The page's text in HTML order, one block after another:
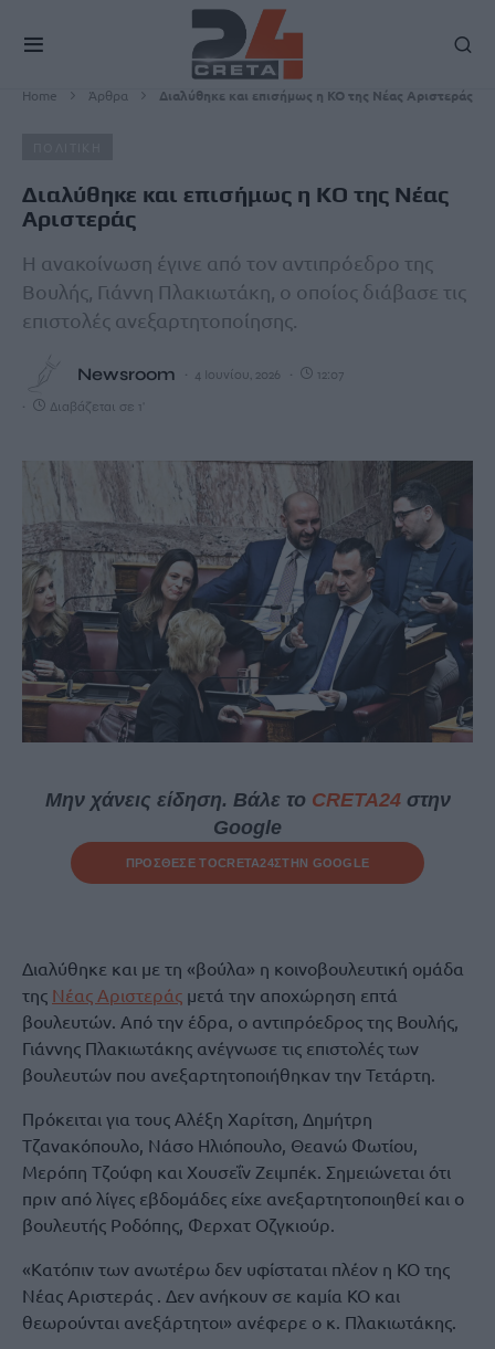
Home Άρθρα Διαλύθηκε και επισήμως η ΚΟ της Νέας Αριστεράς
Διαλύθηκε και επισήμως η ΚΟ της Νέας
Αριστεράς
Η ανακοίνωση έγινε από τον αντιπρόεδρο της
Βουλής, Γιάννη Πλακιωτάκη, ο οποίος διάβασε τις
επιστολές ανεξαρτητοποίησης.
Newsroom 4 Ιουνίου, 2026 12:07
Διαβάζεται σε 1'
Μην χάνεις είδηση. Βάλε το CRETA24στην
Google
ΠΡΟΣΘΕΣΕ ΤΟCRETA24ΣΤΗΝ GOOGLE
Διαλύθηκε και με τη «βούλα» η κοινοβουλευτική ομάδα
της Νέας Αριστεράς μετά την αποχώρηση επτά
βουλευτών. Από την έδρα, ο αντιπρόεδρος της Βουλής,
Γιάννης Πλακιωτάκης ανέγνωσε τις επιστολές των
βουλευτών που ανεξαρτητοποιήθηκαν την Τετάρτη.
Πρόκειται για τους Αλέξη Χαρίτση, Δημήτρη
Τζανακόπουλο, Νάσο Ηλιόπουλο, Θεανώ Φωτίου,
Μερόπη Τζούφη και Χουσεΐν Ζειμπέκ. Σημειώνεται ότι
πριν από λίγες εβδομάδες είχε ανεξαρτητοποιηθεί και ο
βουλευτής Ροδόπης, Φερχατ Οζγκιούρ.
«Κατόπιν των ανωτέρω δεν υφίσταται πλέον η ΚΟ της
Νέας Αριστεράς . Δεν ανήκουν σε καμία ΚΟ και
θεωρούνται ανεξάρτητοι» ανέφερε ο κ. Πλακιωτάκης.